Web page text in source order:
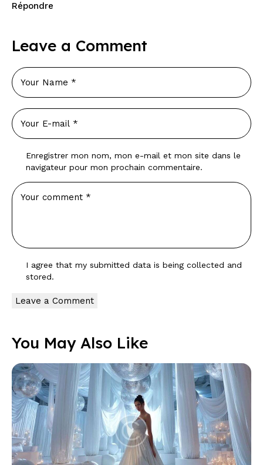
Répondre
Leave a Comment
Enregistrer mon nom, mon e-mail et mon site dans le
navigateur pour mon prochain commentaire.
I agree that my submitted data is being collected and
stored.
You May Also Like